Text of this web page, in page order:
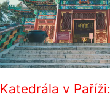
Katedrála v Paříži: